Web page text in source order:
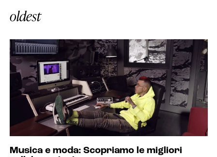
oldest
Musica e moda: Scopriamo le migliori